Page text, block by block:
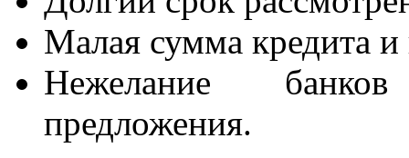
Малая сумма кредита
Нежелание
предложения.